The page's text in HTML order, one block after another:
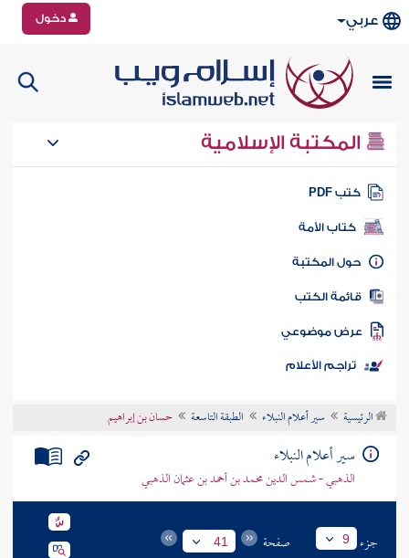
عربي دخول
المكتبة الإسلامية
كتب PDF
كتاب الأمة
المكتبة
الكتب
موضوعي
تراجم الأعلام
الرئيسية سير أعلام النبلاء الطبقة التاسعة حسان بن إبراهيم
سير أعلام النبلاء
الذهبي - شمس الدين محمد بن أحمد بن عثمان الذهبي
جزء 9 صفحة 41